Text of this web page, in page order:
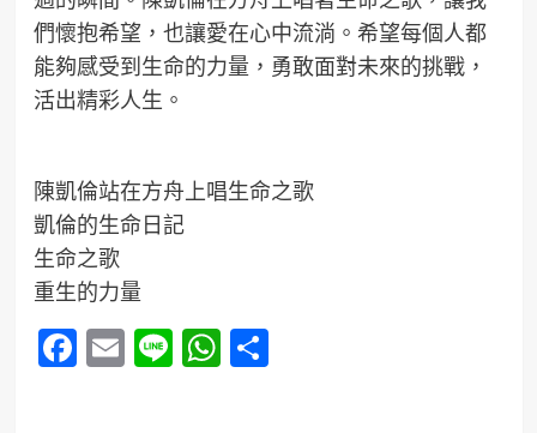
們懷抱希望，也讓愛在心中流淌。希望每個人都
能夠感受到生命的力量，勇敢面對未來的挑戰，
活出精彩人生。
陳凱倫站在方舟上唱生命之歌
凱倫的生命日記
生命之歌
重生的力量
Facebook
Email
LineWhatsApp
分